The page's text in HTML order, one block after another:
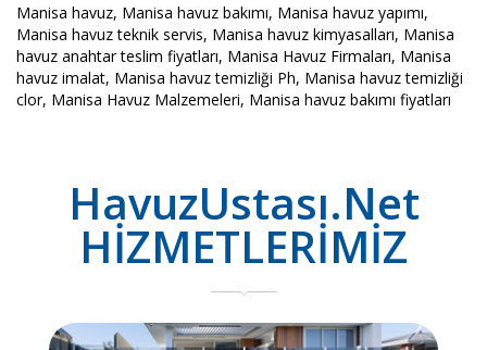
Manisa havuz, Manisa havuz bakımı, Manisa havuz yapımı,
Manisa havuz teknik servis, Manisa havuz kimyasalları, Manisa
havuz anahtar teslim fiyatları, Manisa Havuz Firmaları, Manisa
havuz imalat, Manisa havuz temizliği Ph, Manisa havuz temizliği
clor, Manisa Havuz Malzemeleri, Manisa havuz bakımı fiyatları
HavuzUstası.Net
HİZMETLERİMİZ